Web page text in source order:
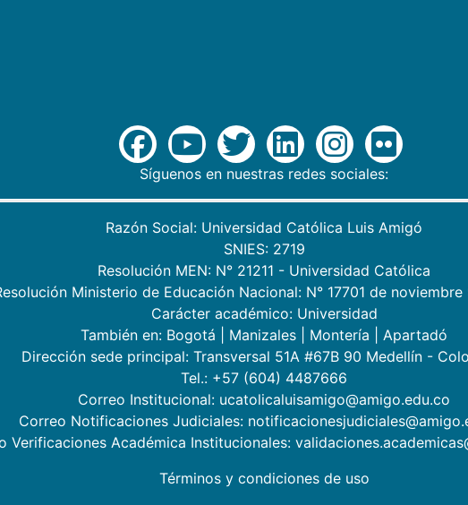
Síguenos en nuestras redes sociales:
Razón Social: Universidad Católica Luis Amigó
SNIES: 2719
Resolución MEN: N° 21211 - Universidad Católica
Ministerio de Educación Nacional: N° 17701 de
Carácter académico: Universidad
También en: Bogotá Manizales Montería
Apartadó
Dirección sede principal: Transversal 51A #67B 90 Medellín -
Tel.: +57 (604) 4487666
Correo Institucional: ucatolicaluisamigo@amigo.edu.co
Correo Notificaciones Judiciales:
Verificaciones Académica Institucionales:
Términos y condiciones de uso